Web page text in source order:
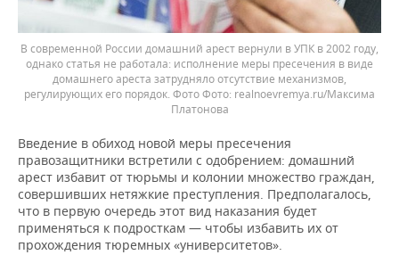
В современной России домашний арест вернули в УПК в 2002 году,
однако статья не работала: исполнение меры пресечения в виде
домашнего ареста затрудняло отсутствие механизмов,
регулирующих его порядок. Фото
realnoevremya.ru/Максима
Платонова
Введение в обиход новой меры пресечения
правозащитники встретили с одобрением: домашний
арест избавит от тюрьмы и колонии множество граждан,
совершивших нетяжкие преступления. Предполагалось,
что в первую очередь этот вид наказания будет
применяться к подросткам — чтобы избавить их от
прохождения тюремных «университетов».